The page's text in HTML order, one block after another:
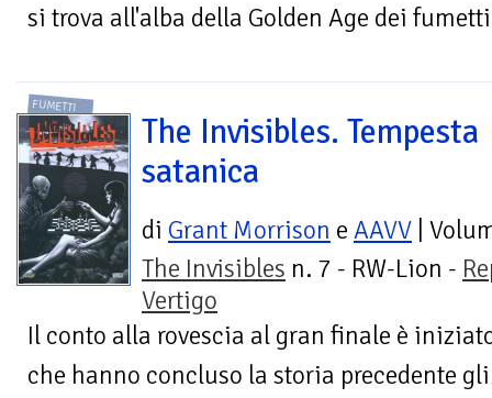
si trova all'alba della Golden Age dei
FUMETTI
The Invisibles. Tempesta
satanica
di Grant Morrison e AAVV |
The Invisibles n. 7 - RW-Lion -
Vertigo
Il conto alla rovescia al gran finale è
che hanno concluso la storia precedente